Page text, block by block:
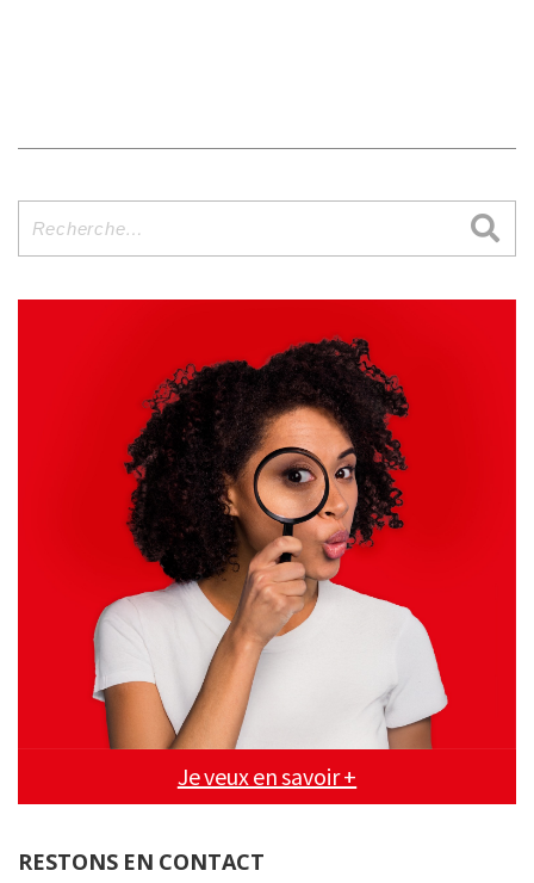
pour
Je veux en savoir +
RESTONS EN CONTACT